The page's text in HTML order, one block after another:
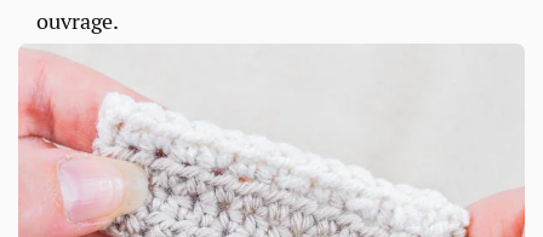
ouvrage.